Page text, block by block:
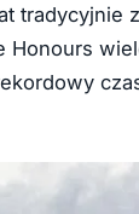
tradycyjnie